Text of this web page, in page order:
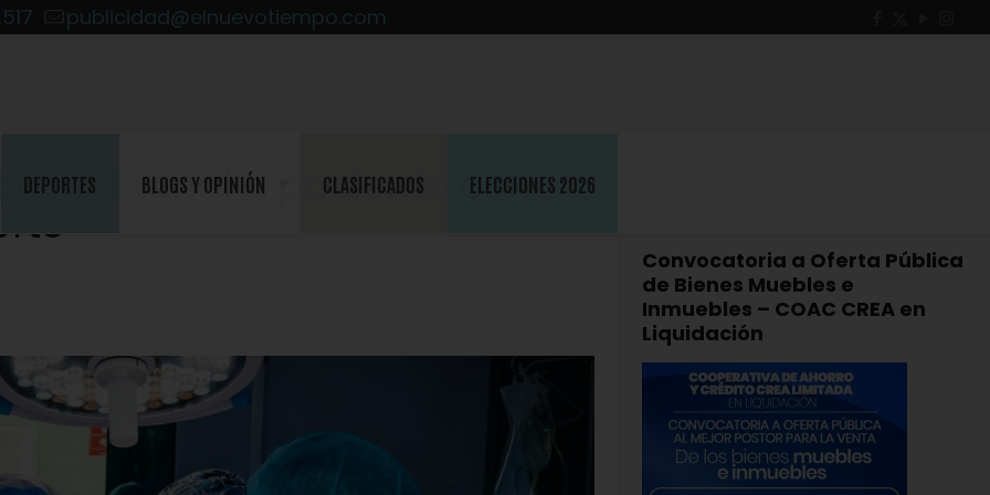
publicidad@elnuevotiempo.com
DEPORTES BLOGS Y OPINIÓN CLASIFICADOS ELECCIONES 2026
renal a paciente con
Convocatoria a Oferta Pública
de Bienes Muebles e
Inmuebles – COAC CREA en
Liquidación